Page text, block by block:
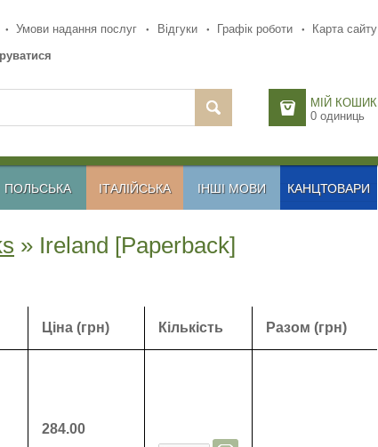
Умови надання послуг Відгуки Графік роботи
Карта сайту
МІЙ КОШИК
0 одиниць
ПОЛЬСЬКА ІТАЛІЙСЬКА ІНШІ МОВИ КАНЦТОВАРИ
» Ireland [Paperback]
Ціна (грн) Кількість Разом (грн)
284.00